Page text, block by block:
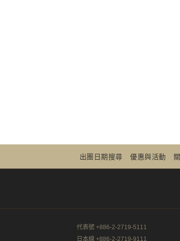
出團日期搜尋 優惠與活動
代表號 +886-2-2719-5111
日本線 +886-2-2719-9111